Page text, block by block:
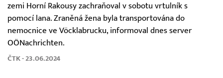
zemi Horní Rakousy zachraňoval v sobotu vrtulník s
pomocí lana. Zraněná žena byla transportována do
nemocnice ve Vöcklabrucku, informoval dnes server
OÖNachrichten.
ČTK - 23.06.2024